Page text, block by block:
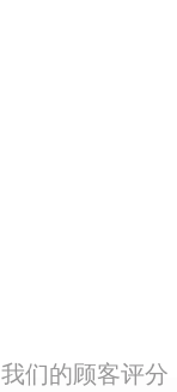
我们的顾客评分